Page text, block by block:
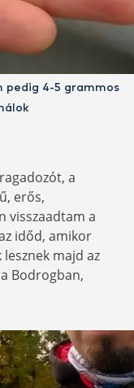
pedig 4-5 grammos
a
erős,
visszaadtam a
időd, amikor
majd az
Bodrogban,